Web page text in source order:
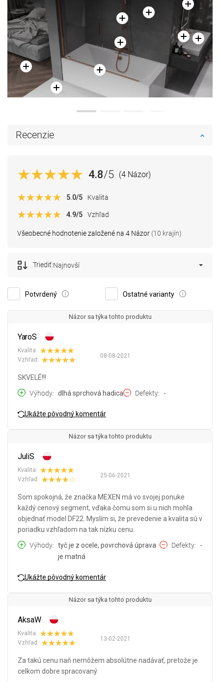
Recenzie
4.8/5 (4 Názor)
Všeobecné hodnotenie založené na 4 Názor (10 krajín)
5.0/5 Kvalita
4.9/5 Vzhľad
Potvrdený Ostatné varianty
Triediť:Najnovší
Názor sa týka tohto produktu
YaroS
08-08-2021
Kvalita:
Vzhľad:
SKVELÉ!!!
Výhody
dlhá sprchová hadica Defekty -
Ukážte pôvodný komentár
Názor sa týka tohto produktu
JuliS
25-06-2021
Kvalita:
Vzhľad:
Som spokojná, že značka MEXEN má vo svojej ponuke
každý cenový segment, vďaka čomu som si u nich mohla
objednať model DF22. Myslím si, že prevedenie a kvalita sú v
poriadku vzhľadom na tak nízku cenu.
Výhody
tyč je z ocele, povrchová úprava
je matná
Defekty -
Ukážte pôvodný komentár
Názor sa týka tohto produktu
AksaW
13-02-2021
Kvalita:
Vzhľad:
Za takú cenu naň nemôžem absolútne nadávať, pretože je
celkom dobre spracovaný.